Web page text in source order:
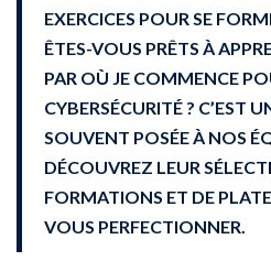
EXERCICES POUR SE
ÊTES-VOUS PRÊTS À
PAR OÙ JE COMMENCE
CYBERSÉCURITÉ ? C’EST
SOUVENT POSÉE À NOS
DÉCOUVREZ LEUR
FORMATIONS ET DE
VOUS PERFECTIONNER.